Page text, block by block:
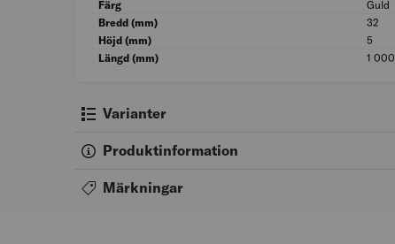
Färg
Guld
Bredd (mm)
32
Höjd (mm)
5
Längd (mm)
1 000
Varianter
Produktinformation
Märkningar